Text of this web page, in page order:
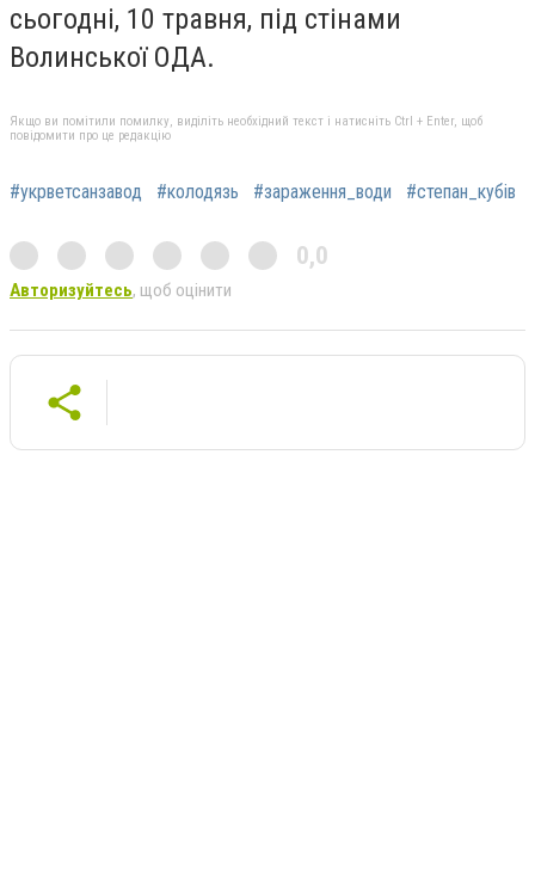
сьогодні, 10 травня, під стінами
Волинської ОДА.
Якщо ви помітили помилку, виділіть необхідний текст і натисніть Ctrl + Enter, щоб
повідомити про це редакцію
#укрветсанзавод #колодязь #зараження_води #степан_кубів
0,0
Авторизуйтесь, щоб оцінити